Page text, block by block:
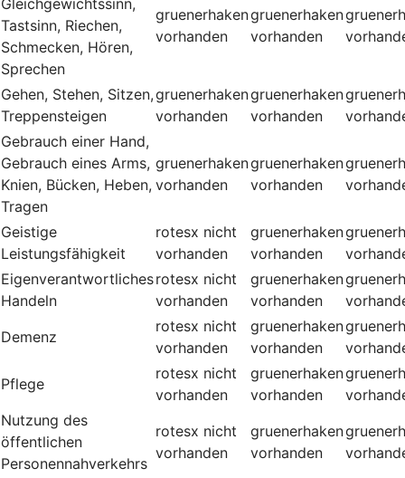
Tastsinn, Riechen,
Schmecken, Hören,
Sprechen
gruenerhaken
vorhanden
gruenerhaken
vorhanden
Gehen, Stehen, Sitzen,
Treppensteigen
gruenerhaken
vorhanden
gruenerhaken
vorhanden
Gebrauch einer Hand,
Gebrauch eines Arms,
Knien, Bücken, Heben,
Tragen
gruenerhaken
vorhanden
gruenerhaken
vorhanden
Geistige
Leistungsfähigkeit
rotesx nicht
vorhanden
gruenerhaken
vorhanden
Eigenverantwortliches
Handeln
rotesx nicht
vorhanden
gruenerhaken
vorhanden
Demenz
rotesx nicht
vorhanden
gruenerhaken
vorhanden
Pflege
rotesx nicht
vorhanden
gruenerhaken
vorhanden
Nutzung des
öffentlichen
Personennahverkehrs
rotesx nicht
vorhanden
gruenerhaken
vorhanden